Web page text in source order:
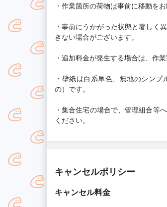
・作業箇所の荷物は事前に移動をお
・事前にうかがった状態と著しく
きない場合がございます。
・追加料金が発生する場合は、作
・壁紙は白系単色、無地のシン
の）です。
・集合住宅の場合で、管理組合等
ください。
キャンセルポリシー
キャンセル料金